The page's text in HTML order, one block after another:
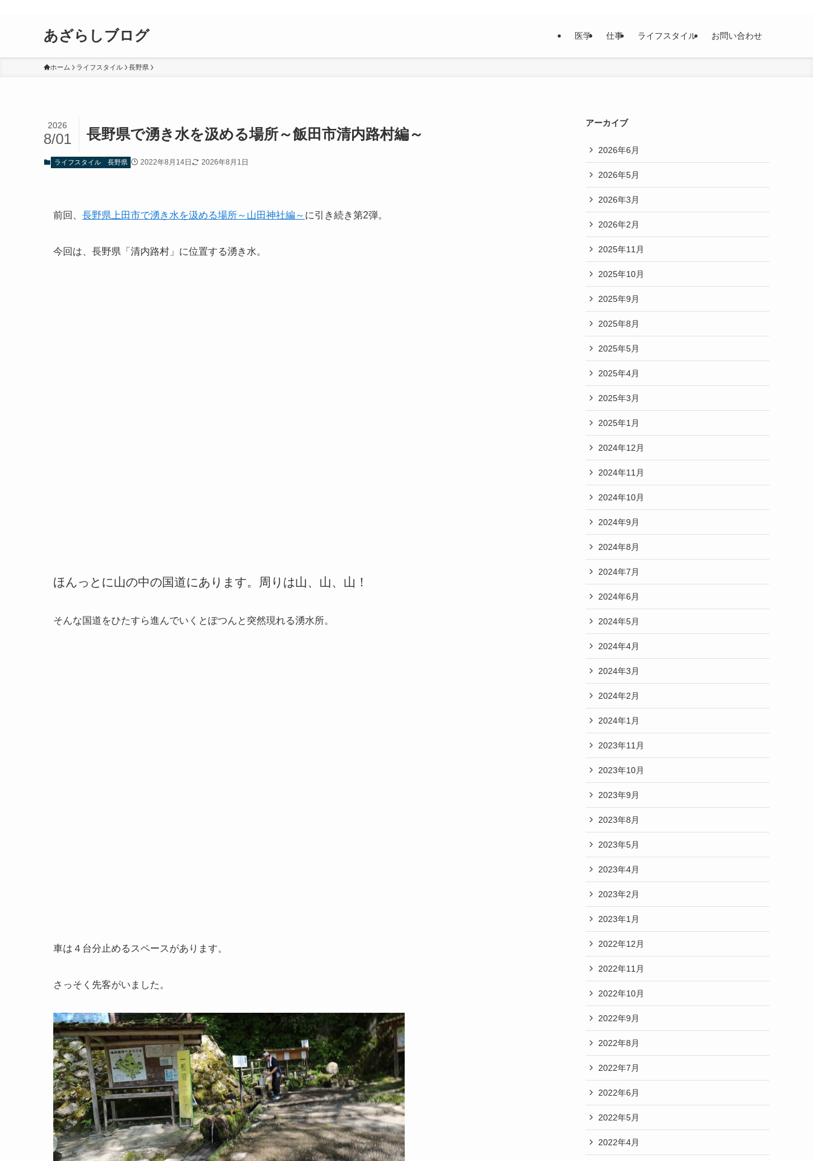
あざらしブログ 医学 仕事 ライフスタイル お問い合わせ
ホーム ライフスタイル 長野県
長野県で湧き水を汲める場所～飯田市清内路村編～
2026
8/01
ライフスタイル 長野県 2022年8月14日 2026年8月1日
前回、 長野県上田市で湧き水を汲める場所～山田神社編～ に引き続き第2弾。
今回は、長野県「清内路村」に位置する湧き水。
ほんっとに山の中の国道にあります。周りは山、山、山！
そんな国道をひたすら進んでいくとぽつんと突然現れる湧水所。
車は４台分止めるスペースがあります。
さっそく先客がいました。
アーカイブ
2026年6月
2026年5月
2026年3月
2026年2月
2025年11月
2025年10月
2025年9月
2025年8月
2025年5月
2025年4月
2025年3月
2025年1月
2024年12月
2024年11月
2024年10月
2024年9月
2024年8月
2024年7月
2024年6月
2024年5月
2024年4月
2024年3月
2024年2月
2024年1月
2023年11月
2023年10月
2023年9月
2023年8月
2023年5月
2023年4月
2023年2月
2023年1月
2022年12月
2022年11月
2022年10月
2022年9月
2022年8月
2022年7月
2022年6月
2022年5月
2022年4月